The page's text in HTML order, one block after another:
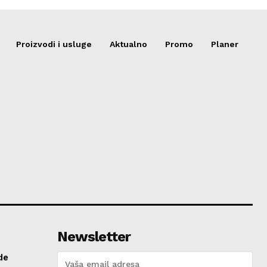
Proizvodi i usluge Aktualno Promo Planer
Newsletter